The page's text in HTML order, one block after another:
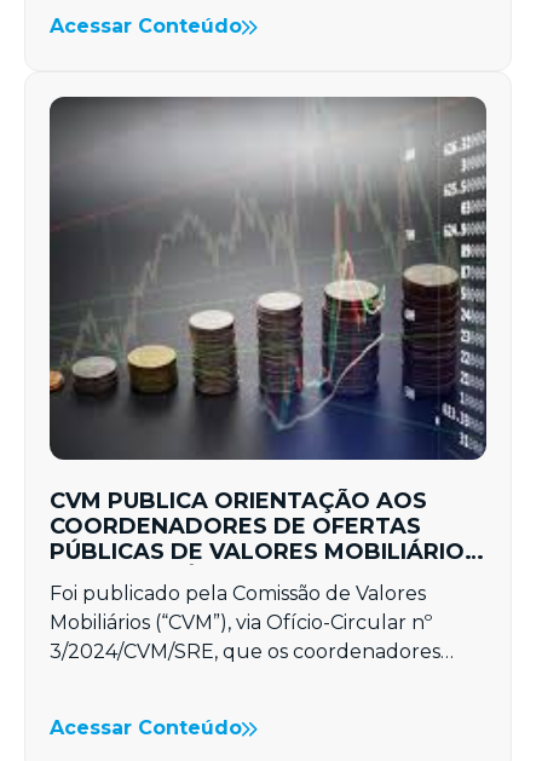
Acessar Conteúdo
CVM PUBLICA ORIENTAÇÃO AOS
COORDENADORES DE OFERTAS
PÚBLICAS DE VALORES MOBILIÁRIOS
Foi publicado pela Comissão de Valores
Mobiliários (“CVM”), via Ofício-Circular nº
3/2024/CVM/SRE, que os coordenadores
Acessar Conteúdo